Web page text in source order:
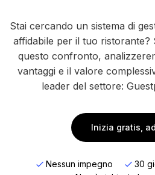
Stai cercando un sistema di
affidabile per il tuo ristorante?
questo confronto,
vantaggi e il valore
leader del settore:
Inizia gratis,
Nessun impegno
30